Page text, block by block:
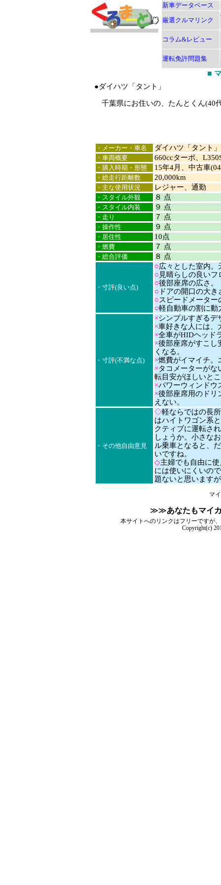
新車データベース
厳選クルマリンク
コラム&レビュー
運転免許問題集
■
●ダイハツ「タント」
千葉県にお住いの、たんとくん(40
・メーカー・車名 ダイハツ「タント」
・車両概要 660ccターボ、
・購入時期・形態 15年4月、中古車
・総走行距離数 20,000km
・主な使用状況 レジャー、通勤
・スタイル外観 ８ 点
・スタイル内装 ９ 点
・走り ７ 点
・操作性 ９ 点
・居住性 10点
・燃費 ７ 点
・総合評価 ８ 点
・寸評(良い点)
○広々とした室内。
○ 見晴らしの良いフ
○後部座席の広さ。
○ ドアの開口の大き
○スピードメーター
○軽自動車の割に動
・寸評(不満な点)
×シンプルすぎるデ
×車好きな人には、
×全車がHIDヘッド
×後部座席がすこし
くなる。
×燃費がイマイチ。
×タコメーターがな
転目安がほしいと
×パワーウィンドウ
×後部座席用のドリ
えない。
・その他自由意見
◇軽ならではの長
はハイトワゴン系
クティブに運転さ
しょうか。小さな
ル乗車となると、
いですね。
◇主婦でも自由に
には使いにくいの
題ないと思います
マ
≫≫あなたもマイ
本サイトへのリンクはフリーですが
Copyright(c)